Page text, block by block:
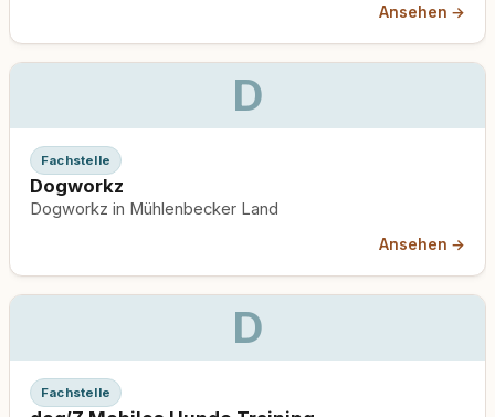
Ansehen →
D
Fachstelle
Dogworkz
Dogworkz in Mühlenbecker Land
Ansehen →
D
Fachstelle